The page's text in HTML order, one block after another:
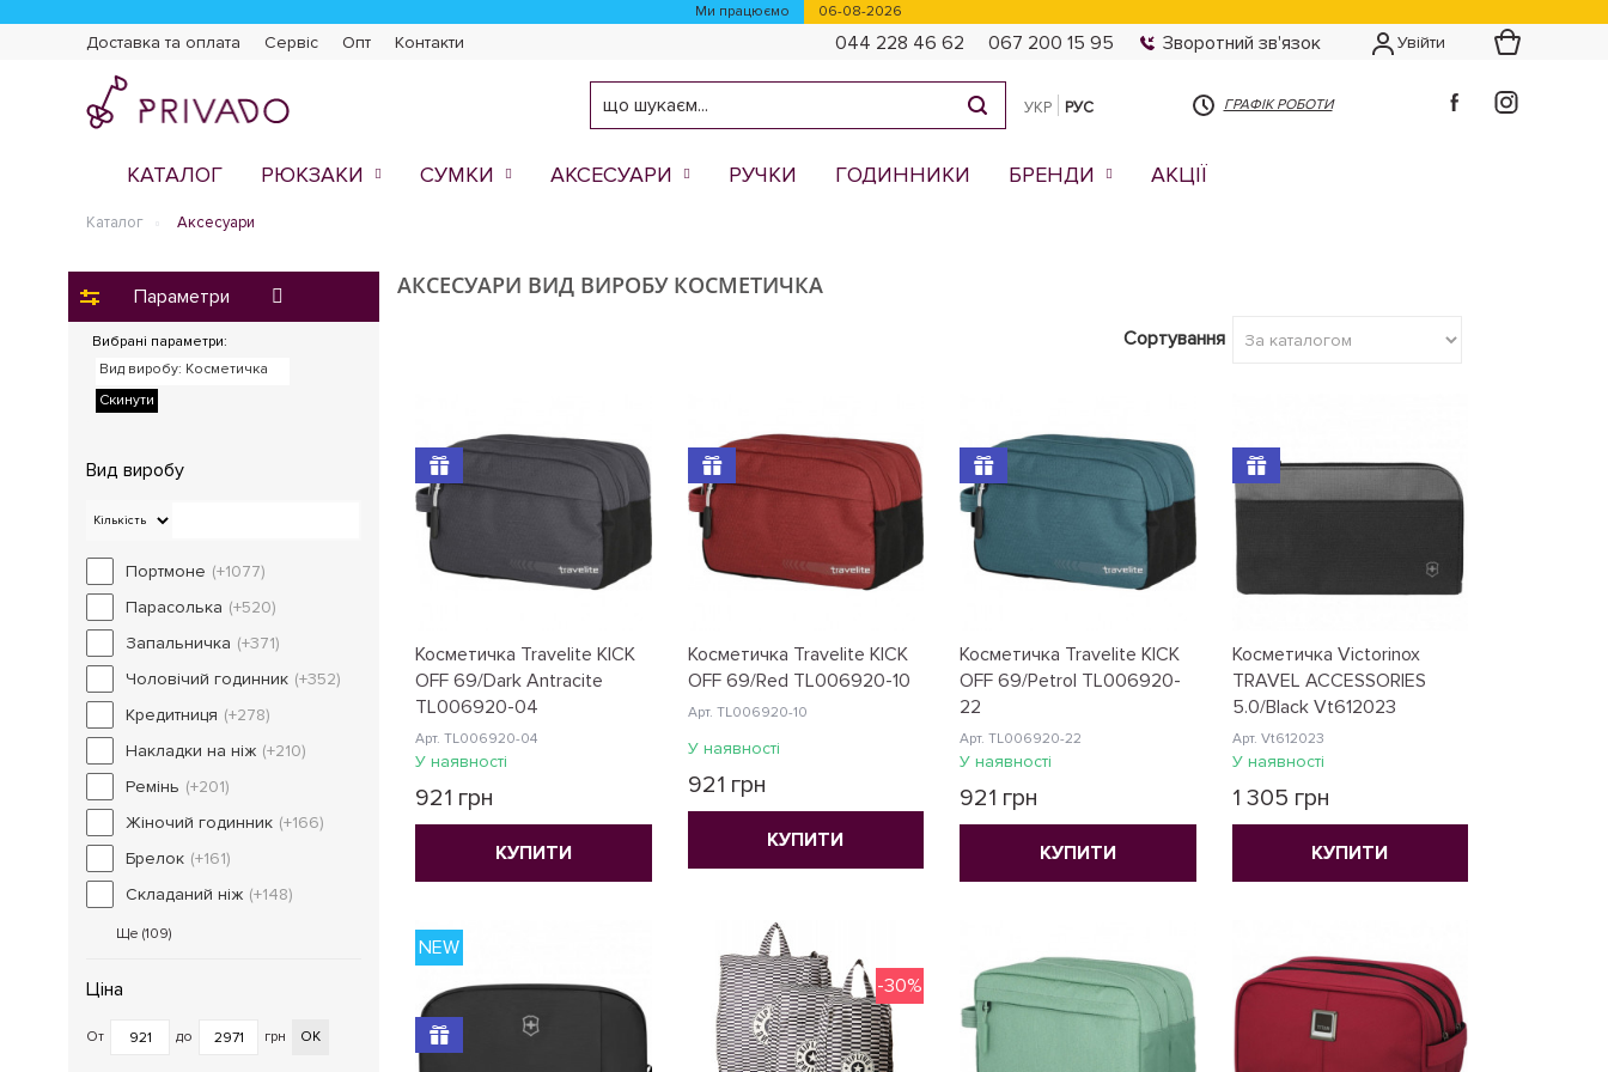
Ми працюємо 06-08-2026
Доставка та оплата Сервіс Опт Контакти 044 228 46 62 067 200 15 95 Зворотний зв'язок Увійти
УКР РУС ГРАФІК РОБОТИ
КАТАЛОГ РЮКЗАКИ СУМКИ АКСЕСУАРИ РУЧКИ ГОДИННИКИ БРЕНДИ АКЦІЇ
Каталог Аксесуари
Параметри
Вибрані параметри:
Вид виробу: Косметичка
Скинути
Вид виробу
Портмоне (+1077)
Парасолька (+520)
Запальничка (+371)
Чоловічий годинник (+352)
Кредитниця (+278)
Накладки на ніж (+210)
Ремінь (+201)
Жіночий годинник (+166)
Брелок (+161)
Складаний ніж (+148)
Ще (109)
Ціна
От до грн ОК
АКСЕСУАРИ ВИД ВИРОБУ КОСМЕТИЧКА
Сортування
Косметичка Travelite KICK
OFF 69/Dark Antracite
TL006920-04
Арт. TL006920-04
У наявності
921 грн
КУПИТИ
Косметичка Travelite KICK
OFF 69/Red TL006920-10
Арт. TL006920-10
У наявності
921 грн
КУПИТИ
Косметичка Travelite KICK
OFF 69/Petrol TL006920-
22
Арт. TL006920-22
У наявності
921 грн
КУПИТИ
Косметичка Victorinox
TRAVEL ACCESSORIES
5.0/Black Vt612023
Арт. Vt612023
У наявності
1 305 грн
КУПИТИ
NEW
-30%